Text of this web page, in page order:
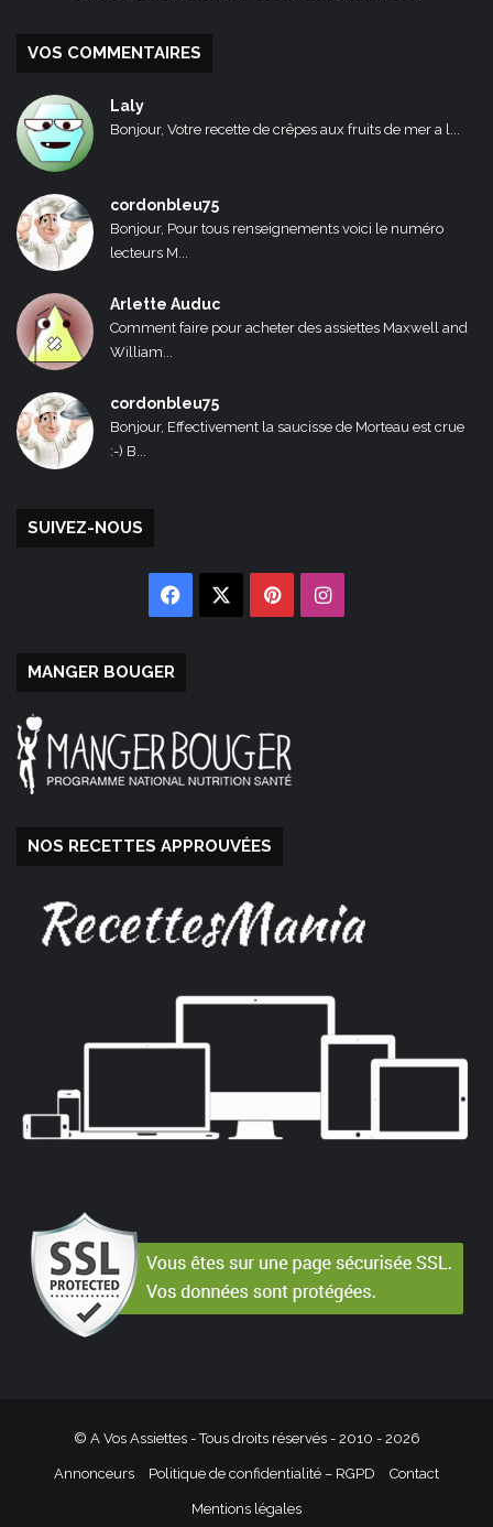
VOS COMMENTAIRES
Laly
Bonjour, Votre recette de crêpes aux fruits de mer a l...
cordonbleu75
Bonjour, Pour tous renseignements voici le numéro
lecteurs M...
Arlette Auduc
Comment faire pour acheter des assiettes Maxwell and
William...
cordonbleu75
Bonjour, Effectivement la saucisse de Morteau est crue
:-) B...
SUIVEZ-NOUS
Facebook PinterestInstagram
MANGER BOUGER
NOS RECETTES APPROUVÉES
© A Vos Assiettes - Tous droits réservés - 2010 - 2026
Annonceurs Politique de confidentialité – RGPD Contact
Mentions légales